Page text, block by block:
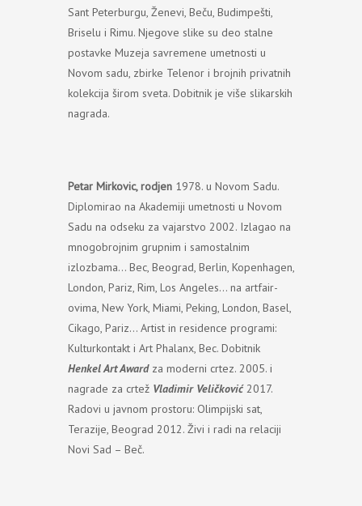
Sant Peterburgu, Ženevi, Beču, Budimpešti,
Briselu i Rimu. Njegove slike su deo stalne
postavke Muzeja savremene umetnosti u
Novom sadu, zbirke Telenor i brojnih privatnih
kolekcija širom sveta. Dobitnik je više slikarskih
nagrada.
Petar Mirkovic, rodjen 1978. u Novom Sadu.
Diplomirao na Akademiji umetnosti u Novom
Sadu na odseku za vajarstvo 2002. Izlagao na
mnogobrojnim grupnim i samostalnim
izlozbama… Bec, Beograd, Berlin, Kopenhagen,
London, Pariz, Rim, Los Angeles… na artfair-
ovima, New York, Miami, Peking, London, Basel,
Cikago, Pariz… Artist in residence programi:
Kulturkontakt i Art Phalanx, Bec. Dobitnik
Henkel Art Awardza moderni crtez. 2005. i
nagrade za crtež Vladimir Veličković2017.
Radovi u javnom prostoru: Olimpijski sat,
Terazije, Beograd 2012. Živi i radi na relaciji
Novi Sad – Beč.